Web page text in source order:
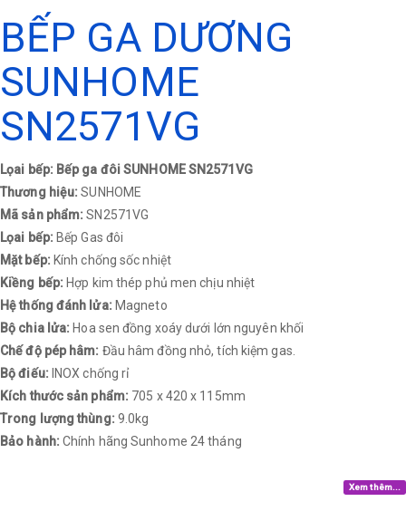
BẾP GA DƯƠNG
SUNHOME
SN2571VG
Lọai bếp: Bếp ga đôi SUNHOME SN2571VG
Thương hiệu:SUNHOME
Mã sản phẩm:SN2571VG
Lọai bếp: Bếp Gas đôi
Mặt bếp: Kính chống sốc nhiệt
Kiềng bếp: Hợp kim thép phủ men chịu nhiệt
Hệ thống đánh lửa: Magneto
Bộ chia lửa: Hoa sen đồng xoáy dưới lớn nguyên khối
Chế độ pép hâm: Đầu hâm đồng nhỏ, tích kiệm gas.
Bộ điếu: INOX chống rỉ
Kích thước sản phẩm: 705 x 420 x 115mm
Trong lượng thùng: 9.0kg
Bảo hành: Chính hãng Sunhome 24 tháng​
Xem thêm...